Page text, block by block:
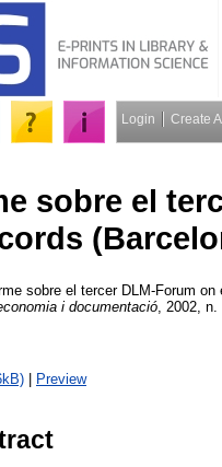
Login Create
sobre el
sobre el tercer DLM-Forum
i documentació , 2002,
| Preview